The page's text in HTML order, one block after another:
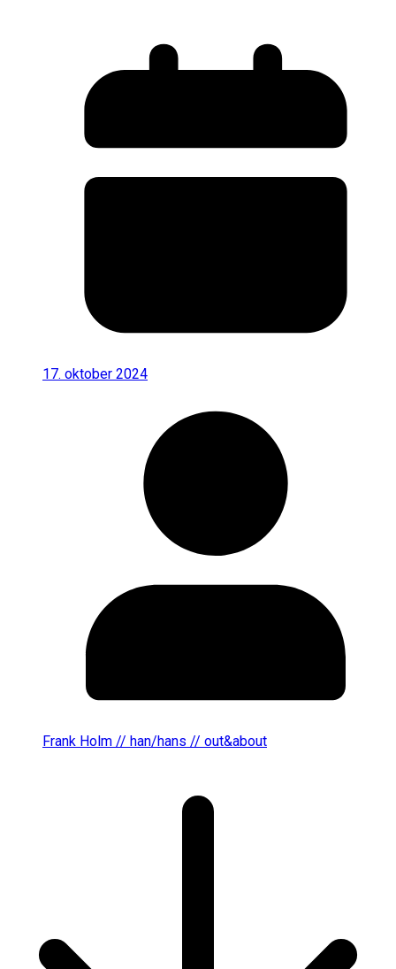
17. oktober 2024
Frank Holm // han/hans // out&about